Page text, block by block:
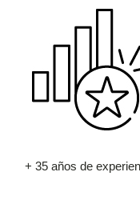
+ 35 años de